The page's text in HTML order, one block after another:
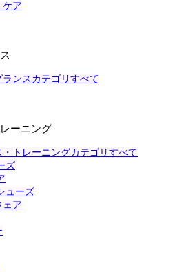
ケア
ンスカテゴリすべて
ーニング
・トレーニングカテゴリすべて
ズ
ューズ
ェア